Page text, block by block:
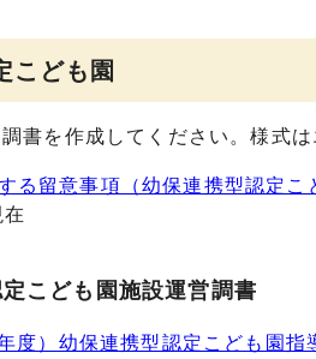
こども園
書を作成してください。様式は
る留意事項（幼保連携型認定
定こども園施設運営調書
度）幼保連携型認定こども園